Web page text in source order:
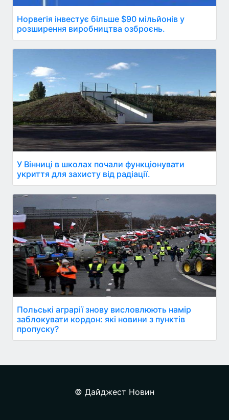
Норвегія інвестує більше $90 мільйонів у
розширення виробництва озброєнь.
У Вінниці в школах почали функціонувати
укриття для захисту від радіації.
Польські аграрії знову висловлюють намір
заблокувати кордон: які новини з пунктів
пропуску?
© Дайджест Новин